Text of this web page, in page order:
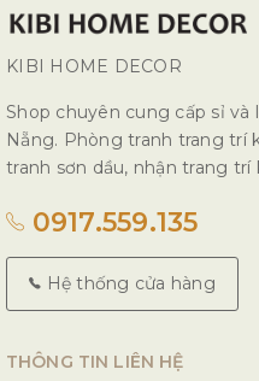
KIBI HOME DECOR
Shop chuyên cung cấp sỉ
Nẵng. Phòng tranh trang trí
tranh sơn dầu, nhận trang trí
0917.559.135
Hệ thống cửa hàng
THÔNG TIN LIÊN HỆ